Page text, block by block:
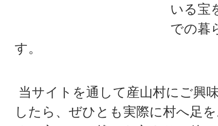
いる宝
での暮
す。
当サイトを通して産山村にご興
したら、ぜひとも実際に村へ足